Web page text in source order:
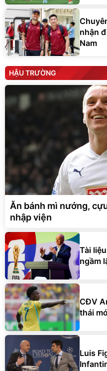
nhận
Nam
HẬU TRƯỜNG
Ăn bánh mì nướng,
nhập viện
Tài
ngầm
CĐV
thái
Luis